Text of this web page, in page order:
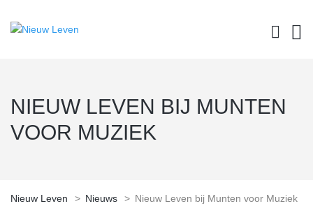
NIEUW LEVEN BIJ MUNTEN
VOOR MUZIEK
Nieuw Leven > Nieuws > Nieuw Leven bij Munten voor Muziek